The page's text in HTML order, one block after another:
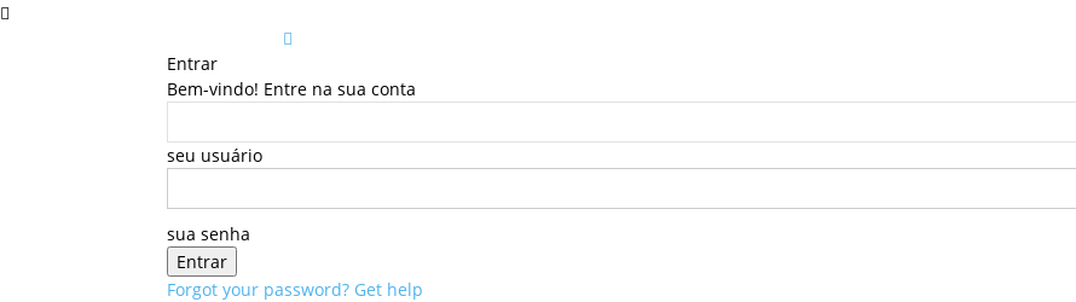
Entrar
Bem-vindo! Entre na sua conta
seu usuário
sua senha
Forgot your password? Get help